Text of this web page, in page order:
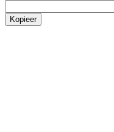
Kopieer